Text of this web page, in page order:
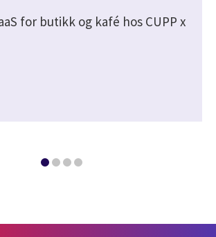
for butikk og kafé hos CUPP x